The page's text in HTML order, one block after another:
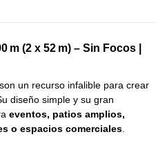
m (2 x 52 m) – Sin Focos |
son un recurso infalible para crear
diseño simple y su gran
eventos, patios amplios,
o espacios comerciales